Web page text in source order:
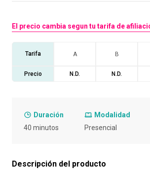
El precio cambia segun tu tarifa de
Tarifa A B
Precio N.D. N.D.
Duración
40 minutos
Modalidad
Presencial
Descripción del producto
7.
talleres
10. retiro